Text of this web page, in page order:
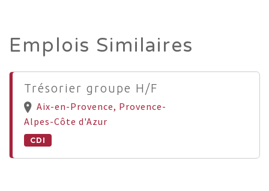
Emplois Similaires
Trésorier groupe H/F
Aix-en-Provence, Provence-
Alpes-Côte d'Azur
CDI